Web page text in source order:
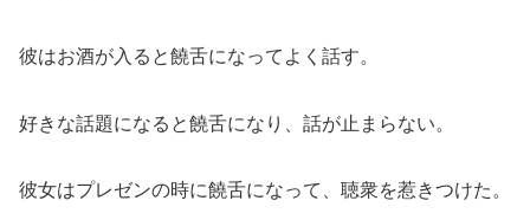
彼はお酒が入ると饒舌になってよく話す。
好きな話題になると饒舌になり、話が止まらない。
彼女はプレゼンの時に饒舌になって、聴衆を惹きつけた。